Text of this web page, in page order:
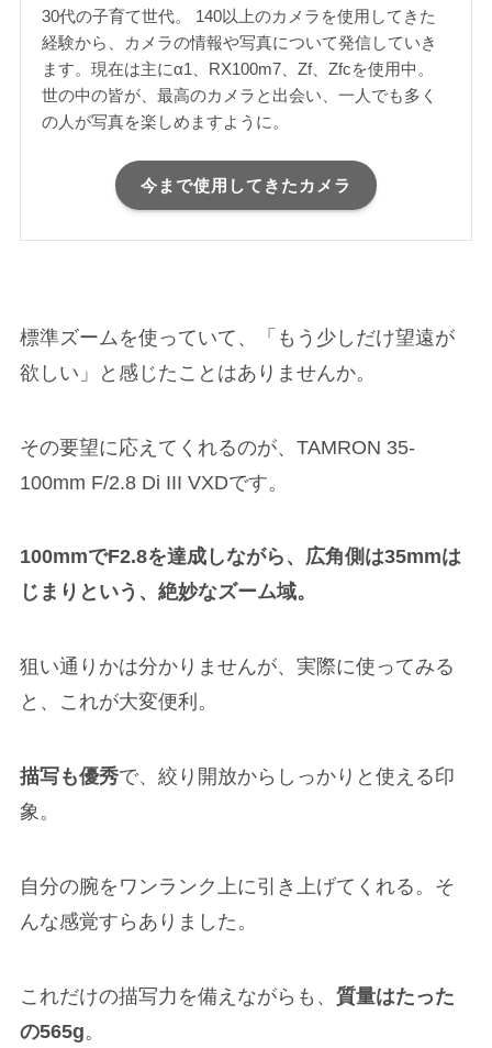
30代の子育て世代。 140以上のカメラを使用してきた
経験から、カメラの情報や写真について発信していき
ます。現在は主にα1、RX100m7、Zf、Zfcを使用中。
世の中の皆が、最高のカメラと出会い、一人でも多く
の人が写真を楽しめますように。
今まで使用してきたカメラ
標準ズームを使っていて、「もう少しだけ望遠が
欲しい」と感じたことはありませんか。
その要望に応えてくれるのが、TAMRON 35-
100mm F/2.8 Di III VXDです。
100mmでF2.8を達成しながら、広角側は35mmは
じまりという、絶妙なズーム域。
狙い通りかは分かりませんが、実際に使ってみる
と、これが大変便利。
描写も優秀で、絞り開放からしっかりと使える印
象。
自分の腕をワンランク上に引き上げてくれる。そ
んな感覚すらありました。
これだけの描写力を備えながらも、 質量はたった
の565g。